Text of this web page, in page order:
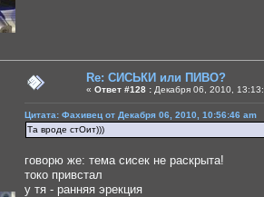
Re: СИСЬКИ или ПИВО?
« Ответ #128 : Декабря 06, 2010,
Цитата: Фахивец от Декабря 06, 2010, 10:56:46 am
Та вроде стОит)))
говорю же: тема сисек не раскрыта!
токо привстал
у тя - ранняя эрекция